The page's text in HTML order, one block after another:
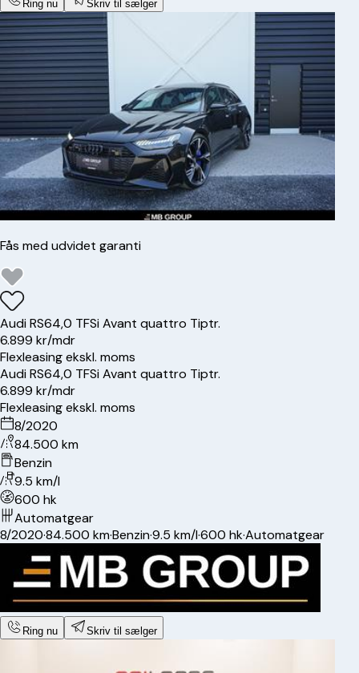
Ring nu Skriv til sælger
Fås med udvidet garanti
AudiRS64,0 TFSi Avant quattro Tiptr.
6.899 kr/mdr
Flexleasing ekskl. moms
AudiRS64,0 TFSi Avant quattro Tiptr.
6.899 kr/mdr
Flexleasing ekskl. moms
8/2020
84.500 km
Benzin
9.5 km/l
600 hk
Automatgear
8/2020·84.500 km·Benzin·9.5 km/l·600 hk·Automatgear
Ring nu Skriv til sælger